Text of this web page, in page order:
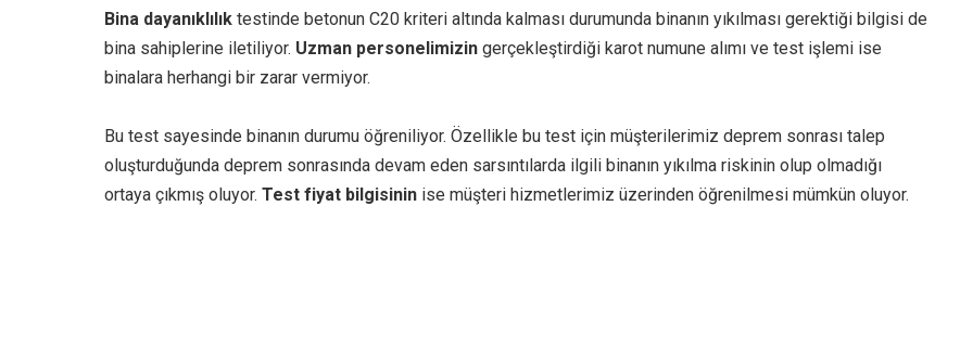
Bina dayanıklılık testinde betonun C20 kriteri altında kalması durumunda binanın yıkılması gerektiği bilgisi de
bina sahiplerine iletiliyor. Uzman personelimizin gerçekleştirdiği karot numune alımı ve test işlemi ise
binalara herhangi bir zarar vermiyor.
Bu test sayesinde binanın durumu öğreniliyor. Özellikle bu test için müşterilerimiz deprem sonrası talep
oluşturduğunda deprem sonrasında devam eden sarsıntılarda ilgili binanın yıkılma riskinin olup olmadığı
ortaya çıkmış oluyor. Test fiyat bilgisinin ise müşteri hizmetlerimiz üzerinden öğrenilmesi mümkün oluyor.